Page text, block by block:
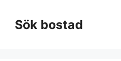
innehållSök bostad